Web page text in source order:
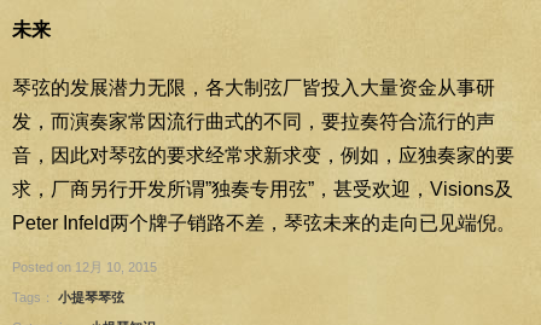
未来
琴弦的发展潜力无限，各大制弦厂皆投入大量资金从事研
发，而演奏家常因流行曲式的不同，要拉奏符合流行的声
音，因此对琴弦的要求经常求新求变，例如，应独奏家的要
求，厂商另行开发所谓”独奏专用弦”，甚受欢迎，Visions及
Peter Infeld两个牌子销路不差，琴弦未来的走向已见端倪。
Posted on 12月 10, 2015
Tags： 小提琴琴弦